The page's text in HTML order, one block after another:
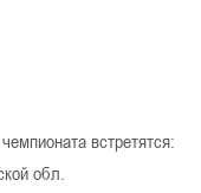
встретятся:
обл.